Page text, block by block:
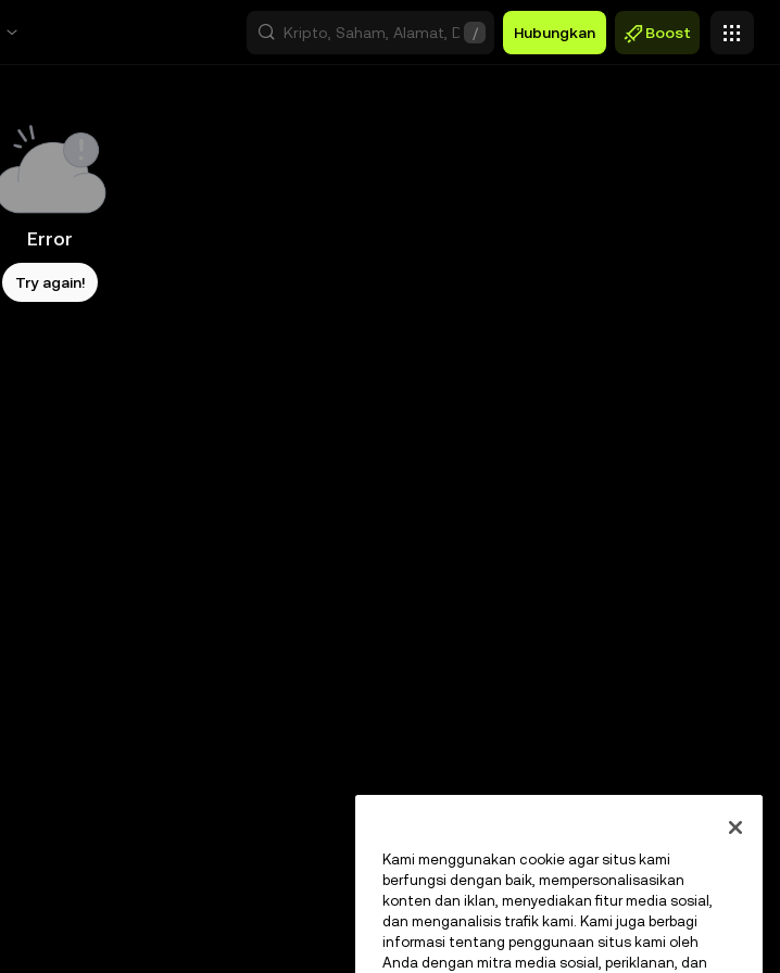
/ Hubungkan Boost
Error
Try again!
Kami menggunakan cookie agar situs kami
berfungsi dengan baik, mempersonalisasikan
konten dan iklan, menyediakan fitur media sosial,
dan menganalisis trafik kami. Kami juga berbagi
informasi tentang penggunaan situs kami oleh
Anda dengan mitra media sosial, periklanan, dan